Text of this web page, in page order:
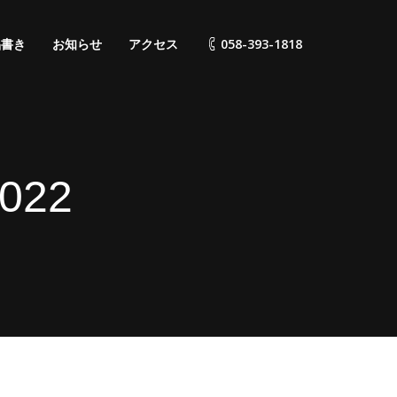
き お知らせ アクセス 058-393-1818